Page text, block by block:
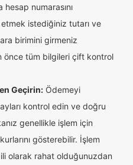
numarasını
istediğiniz tutarı ve
birimini girmeniz
önce tüm bilgileri çift kontrol
Geçirin: Ödemeyi
kontrol edin ve doğru
genellikle işlem için
gösterebilir. İşlem
olarak rahat olduğunuzdan